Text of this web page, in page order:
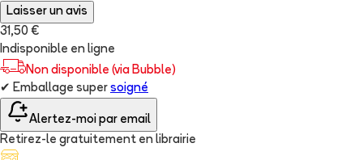
Laisser un avis
31,50 €
Indisponible en ligne
Non disponible (via Bubble)
✔ Emballage super soigné
Alertez-moi par email
Retirez-le gratuitement en librairie